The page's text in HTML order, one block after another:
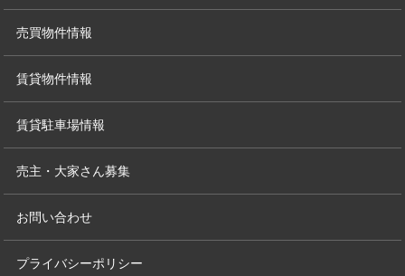
売買物件情報
賃貸物件情報
賃貸駐車場情報
売主・大家さん募集
お問い合わせ
プライバシーポリシー